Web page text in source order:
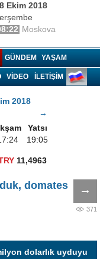
Ekim 2018
Moskova
GÜNDEM YAŞAM
VIDEO İLETİŞİM
2018
→
Yatsı
19:05
11,4963
→
domates
371
dolarlık uyduyu